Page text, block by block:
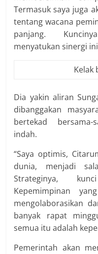
Termasuk saya juga
tentang wacana
panjang.
menyatukan sinergi
Kelak
Dia yakin aliran
dibanggakan
bertekad
indah.
“Saya optimis,
dunia, menjadi
Strateginya,
Kepemimpinan
mengolaborasikan
banyak rapat
semua itu adalah
Pemerintah akan